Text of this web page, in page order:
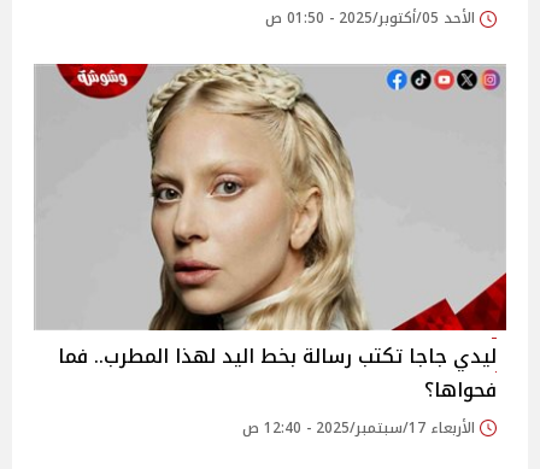
الأحد 05/أكتوبر/2025 - 01:50 ص
ليدي جاجا تكتب رسالة بخط اليد لهذا المطرب.. فما
فحواها؟
الأربعاء 17/سبتمبر/2025 - 12:40 ص